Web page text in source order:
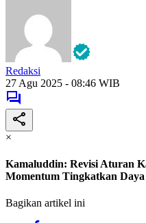
Redaksi
27 Agu 2025 - 08:46 WIB
×
Kamaluddin: Revisi Aturan
Momentum Tingkatkan Daya
Bagikan artikel ini